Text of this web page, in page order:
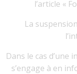
l’article «
La
Dans le cas d’une
s’engage à en